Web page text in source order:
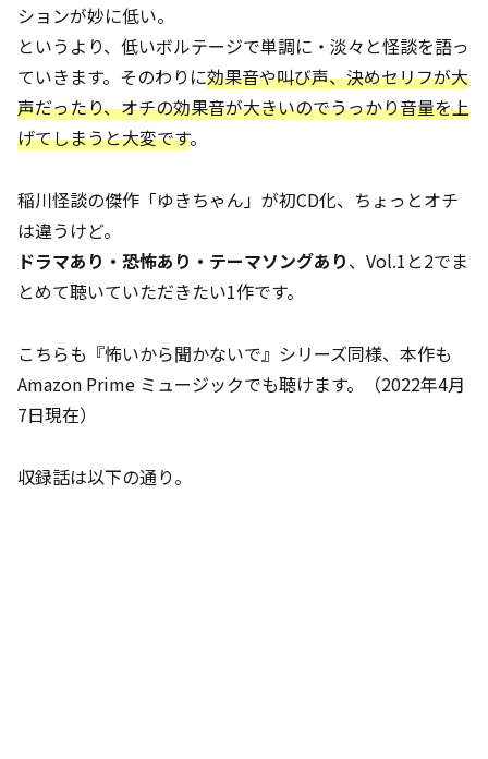
ションが妙に低い。
というより、低いボルテージで単調に・淡々と怪談を語っ
ていきます。そのわりに効果音や叫び声、決めセリフが大
声だったり、オチの効果音が大きいのでうっかり音量を上
げてしまうと大変です。
稲川怪談の傑作「ゆきちゃん」が初CD化、ちょっとオチ
は違うけど。
ドラマあり・恐怖あり・テーマソングあり、Vol.1と2でま
とめて聴いていただきたい1作です。
こちらも『怖いから聞かないで』シリーズ同様、本作も
Amazon Prime ミュージックでも聴けます。（2022年4月
7日現在）
収録話は以下の通り。